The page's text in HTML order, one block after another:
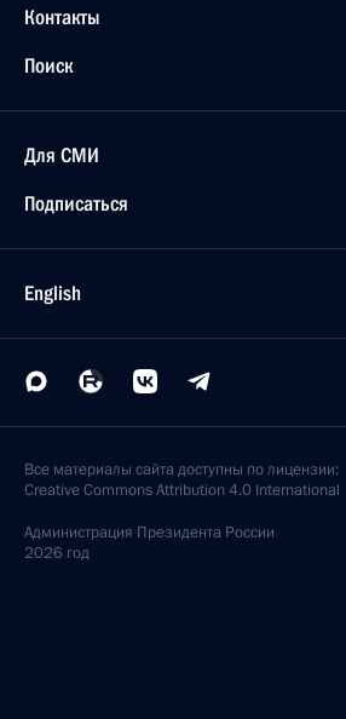
Контакты
Поиск
Для СМИ
Подписаться
English
Все материалы сайта доступны по лицензии:
Creative Commons Attribution 4.0 International
Администрация Президента России
2026 год